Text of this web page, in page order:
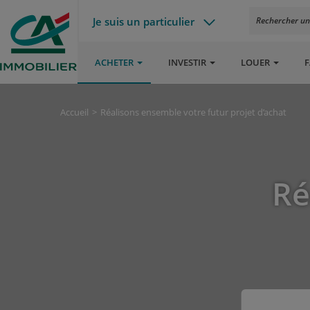
Je suis un particulier Rechercher
ACHETER INVESTIR LOUER
Accueil Réalisons ensemble votre futur projet d’achat